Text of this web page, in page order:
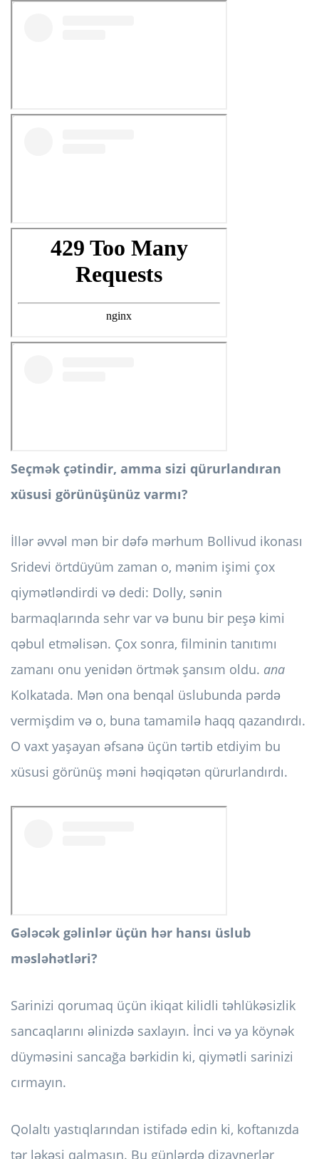
Seçmək çətindir, amma sizi qürurlandıran
xüsusi görünüşünüz varmı?
İllər əvvəl mən bir dəfə mərhum Bollivud ikonası
Sridevi örtdüyüm zaman o, mənim işimi çox
qiymətləndirdi və dedi: Dolly, sənin
barmaqlarında sehr var və bunu bir peşə kimi
qəbul etməlisən. Çox sonra, filminin tanıtımı
zamanı onu yenidən örtmək şansım oldu. ana
Kolkatada. Mən ona benqal üslubunda pərdə
vermişdim və o, buna tamamilə haqq qazandırdı.
O vaxt yaşayan əfsanə üçün tərtib etdiyim bu
xüsusi görünüş məni həqiqətən qürurlandırdı.
Gələcək gəlinlər üçün hər hansı üslub
məsləhətləri?
Sarinizi qorumaq üçün ikiqat kilidli təhlükəsizlik
sancaqlarını əlinizdə saxlayın. İnci və ya köynək
düyməsini sancağa bərkidin ki, qiymətli sarinizi
cırmayın.
Qolaltı yastıqlarından istifadə edin ki, koftanızda
tər ləkəsi qalmasın. Bu günlərdə dizaynerlər